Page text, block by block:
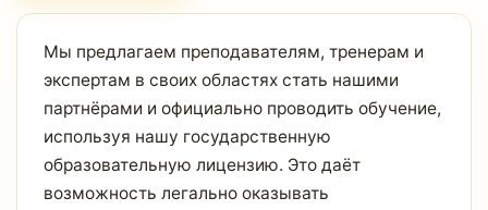
Мы предлагаем преподавателям, тренерам и
экспертам в своих областях стать нашими
партнёрами и официально проводить обучение,
используя нашу государственную
образовательную лицензию. Это даёт
возможность легально оказывать